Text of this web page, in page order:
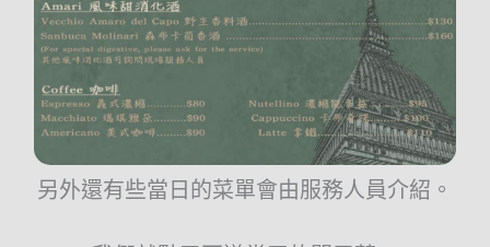
另外還有些當日的菜單會由服務人員介紹。